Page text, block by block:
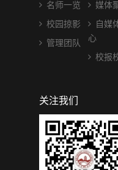
名师一览
校园掠影
管理团队
媒体
自媒
心
校报
关注我们